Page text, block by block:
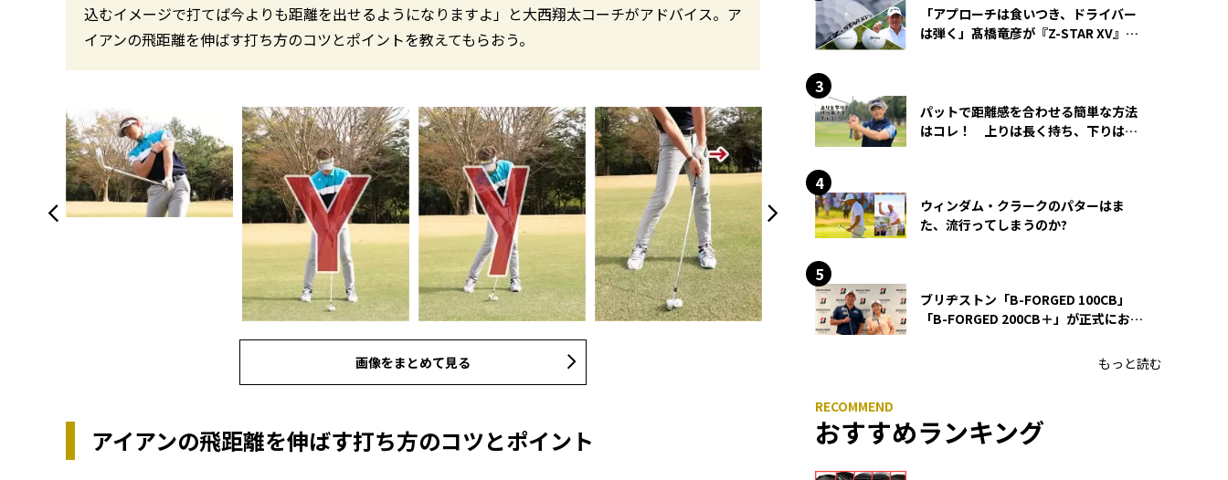
込むイメージで打てば今よりも距離を出せるようになりますよ」と大西翔太コーチがアドバイス。ア
イアンの飛距離を伸ばす打ち方のコツとポイントを教えてもらおう。
画像をまとめて見る
アイアンの飛距離を伸ばす打ち方のコツとポイント
「アプローチは食いつき、ドライバー
は弾く」髙橋竜彦が『Z-STAR XV』を
パットで距離感を合わせる簡単な方法
はコレ！ 上りは長く持ち、下りは短
ウィンダム・クラークのパターはま
た、流行ってしまうのか?
ブリヂストン「B-FORGED 100CB」
「B-FORGED 200CB＋」が正式にお披
もっと読む
おすすめランキング